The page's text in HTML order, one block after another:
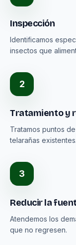
Inspección
Identificamos
insectos que
2
Tratamiento y
Tratamos puntos
telarañas existentes.
3
Reducir la
Atendemos los
que no regresen.